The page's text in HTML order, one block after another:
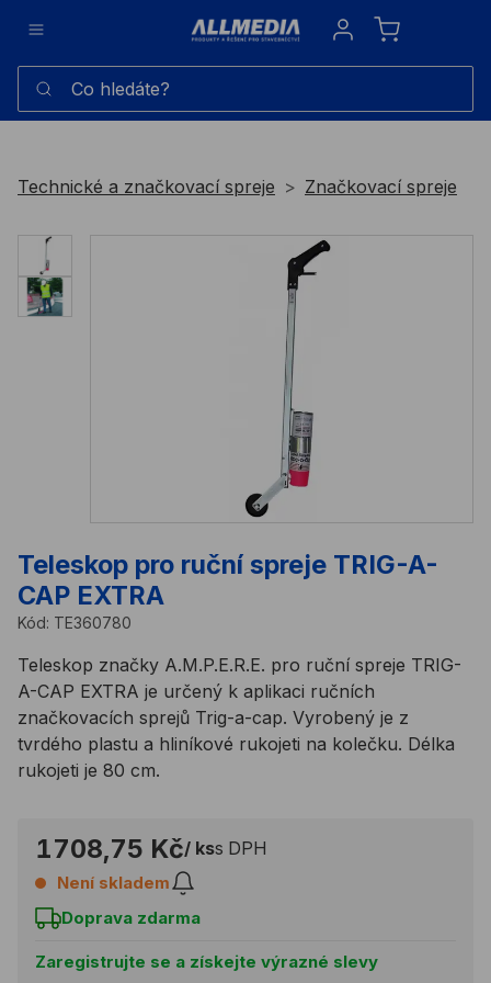
Sign in
Co hledáte?
Technické a značkovací spreje Značkovací spreje
Teleskop pro ruční spreje TRIG-A-
CAP EXTRA
Kód: TE360780
Teleskop značky A.M.P.E.R.E. pro ruční spreje TRIG-
A-CAP EXTRA je určený k aplikaci ručních
značkovacích sprejů Trig-a-cap. Vyrobený je z
tvrdého plastu a hliníkové rukojeti na kolečku. Délka
rukojeti je 80 cm.
1708,75 Kč/ kss DPH
Není skladem
Doprava zdarma
Zaregistrujte se a získejte výrazné slevy